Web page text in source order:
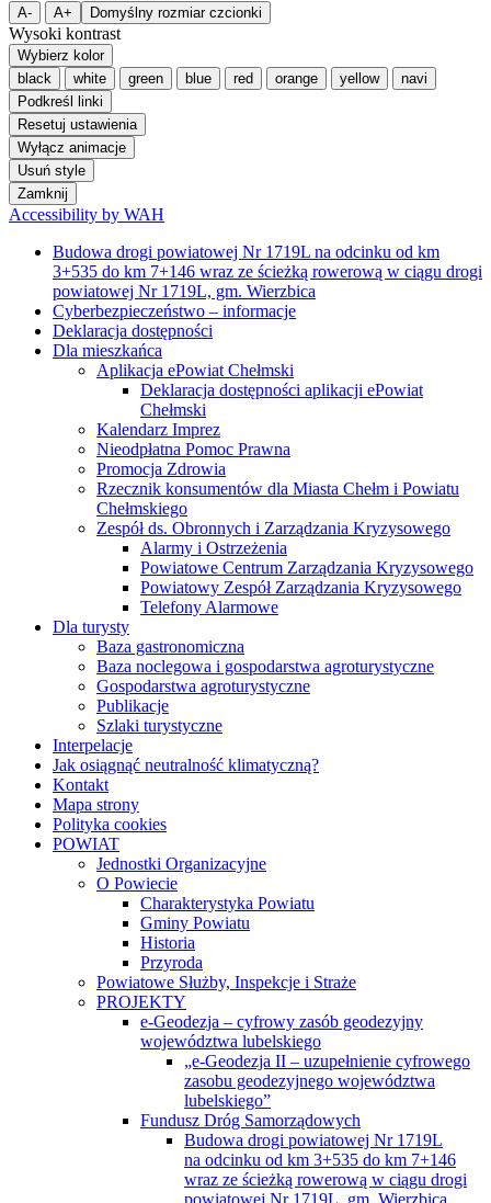
Zamknij
Zmień rozmiar czcionki
A- A+ Domyślny rozmiar czcionki
Wysoki kontrast
Wybierz kolor
black
white green
Podkreśl linki
Resetuj ustawienia
Wyłącz animacje
Usuń style
Accessibility by WAH
Budowa drogi powiatowej Nr 1719L na odcinku od km
3+535 do km 7+146 wraz ze ścieżką rowerową w ciągu drogi
powiatowej Nr 1719L, gm. Wierzbica
Cyberbezpieczeństwo – informacje
Deklaracja dostępności
Dla mieszkańca
Aplikacja ePowiat Chełmski
Deklaracja dostępności aplikacji ePowiat
Chełmski
Kalendarz Imprez
Nieodpłatna Pomoc Prawna
Promocja Zdrowia
Rzecznik konsumentów dla Miasta Chełm i Powiatu
Chełmskiego
Zespół ds. Obronnych i Zarządzania Kryzysowego
Alarmy i Ostrzeżenia
Powiatowe Centrum Zarządzania Kryzysowego
Telefony Alarmowe
Dla turysty
Baza gastronomiczna
Baza noclegowa i gospodarstwa agroturystyczne
Gospodarstwa agroturystyczne
Publikacje
Szlaki turystyczne
Interpelacje
Jak osiągnąć neutralność klimatyczną?
Kontakt
Mapa strony
Polityka cookies
POWIAT
Jednostki Organizacyjne
O Powiecie
Charakterystyka Powiatu
Gminy Powiatu
Historia
Przyroda
Powiatowe Służby, Inspekcje i Straże
PROJEKTY
e-Geodezja – cyfrowy zasób geodezyjny
województwa lubelskiego
„e-Geodezja II – uzupełnienie cyfrowego
zasobu geodezyjnego województwa
lubelskiego”
Fundusz Dróg Samorządowych
Budowa drogi powiatowej Nr 1719L